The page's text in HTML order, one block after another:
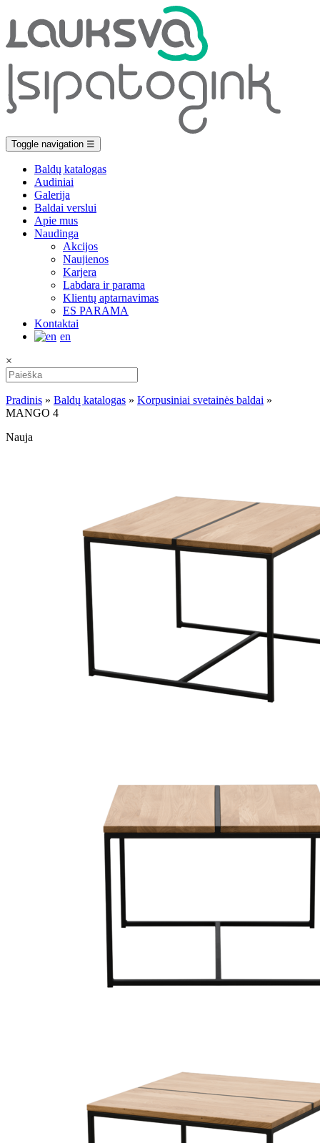
Toggle navigation ☰
Baldų katalogas
Audiniai
Galerija
Baldai verslui
Apie mus
Naudinga
Akcijos
Naujienos
Karjera
Labdara ir parama
Klientų aptarnavimas
ES PARAMA
Kontaktai
en
×
Pradinis » Baldų katalogas » Korpusiniai svetainės baldai »
MANGO 4
Nauja